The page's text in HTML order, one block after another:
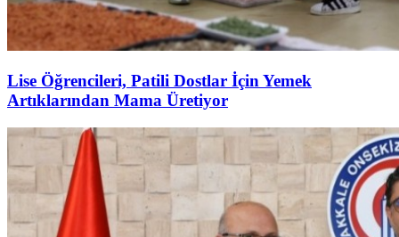
Lise Öğrencileri, Patili Dostlar İçin Yemek
Artıklarından Mama Üretiyor